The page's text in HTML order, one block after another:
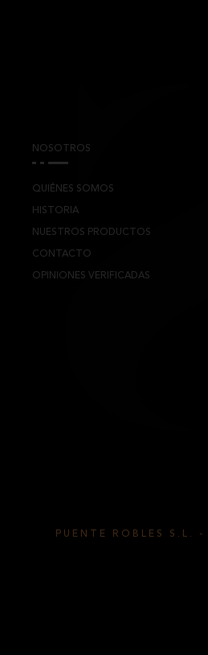
NOSOTROS
QUIÉNES SOMOS
HISTORIA
NUESTROS PRODUCTOS
CONTACTO
OPINIONES VERIFICADAS
PUENTE ROBLES S.L. -